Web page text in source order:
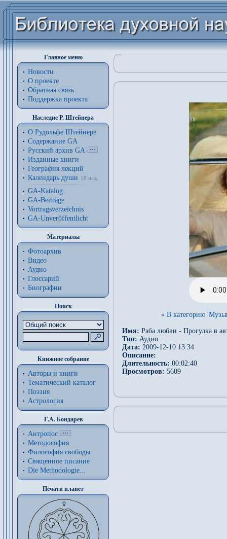
Главное меню
Новости
О проекте
Обратная связь
Поддержка проекта
Наследие Р. Штейнера
О Рудольфе Штейнере
Содержание GA
Русский архив GA
Изданные книги
География лекций
Календарь души
18 нед.
GA-Katalog
GA-Beiträge
Vortragsverzeichnis
GA-Unveröffentlicht
Материалы
Фотоархив
Видео
Аудио
Глоссарий
Биографии
Поиск
Книжное собрание
Авторы и книги
Тематический каталог
Поэзия
Астрология
Г.А. Бондарев
Антропос
Методософия
Философия cвободы
Священное писание
Die Methodologie...
Печати планет
« В категорию
Имя: Раба любви - Прогулка в
Тип: Аудио
Дата: 2009-12-10 13:34
Описание:
Длительность: 00:02:40
Просмотров: 5609